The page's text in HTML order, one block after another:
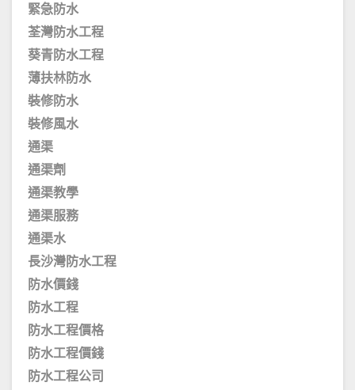
緊急防水
荃灣防水工程
葵青防水工程
薄扶林防水
裝修防水
裝修風水
通渠
通渠劑
通渠教學
通渠服務
通渠水
長沙灣防水工程
防水價錢
防水工程
防水工程價格
防水工程價錢
防水工程公司